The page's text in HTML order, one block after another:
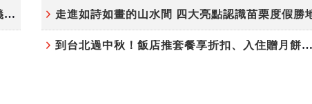
溫德姆酒店集團旗下「戴斯精選」首度登台 嘉義首店揭新幕 走進如詩如畫的山水間 四大亮點認識苗栗度假勝
到台北過中秋！飯店推套餐享折扣、入住贈月餅禮盒